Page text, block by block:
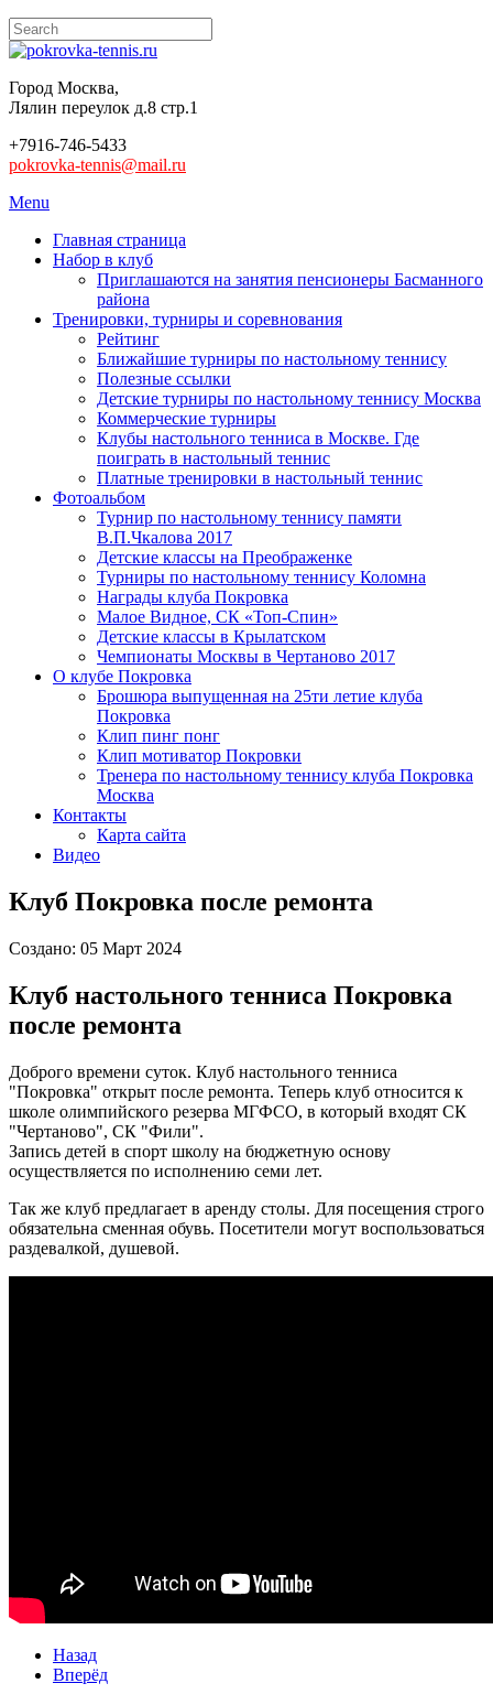
Город Москва,
Лялин переулок д.8 стр.1
+7916-746-5433
pokrovka-tennis@mail.ru
Menu
Главная страница
Набор в клуб
Приглашаются на занятия пенсионеры Басманного
района
Тренировки, турниры и соревнования
Рейтинг
Ближайшие турниры по настольному теннису
Полезные ссылки
Детские турниры по настольному теннису Москва
Коммерческие турниры
Клубы настольного тенниса в Москве. Где
поиграть в настольный теннис
Платные тренировки в настольный теннис
Фотоальбом
Турнир по настольному теннису памяти
В.П.Чкалова 2017
Детские классы на Преображенке
Турниры по настольному теннису Коломна
Награды клуба Покровка
Малое Видное, СК «Топ-Спин»
Детские классы в Крылатском
Чемпионаты Москвы в Чертаново 2017
О клубе Покровка
Брошюра выпущенная на 25ти летие клуба
Покровка
Клип пинг понг
Клип мотиватор Покровки
Тренера по настольному теннису клуба Покровка
Москва
Контакты
Карта сайта
Видео
Клуб Покровка после ремонта
Создано: 05 Март 2024
Клуб настольного тенниса Покровка
после ремонта
Доброго времени суток. Клуб настольного тенниса
"Покровка" открыт после ремонта. Теперь клуб относится к
школе олимпийского резерва МГФСО, в который входят СК
"Чертаново", СК "Фили".
Запись детей в спорт школу на бюджетную основу
осуществляется по исполнению семи лет.
Так же клуб предлагает в аренду столы. Для посещения строго
обязательна сменная обувь. Посетители могут воспользоваться
раздевалкой, душевой.
Назад
Вперёд